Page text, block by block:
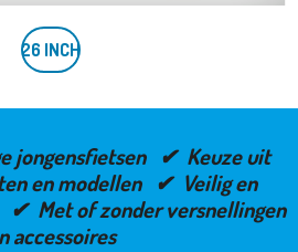
26 INCH
jongensfietsen ✔ Keuze uit
en modellen ✔ Veilig en
Met of zonder versnellingen
accessoires